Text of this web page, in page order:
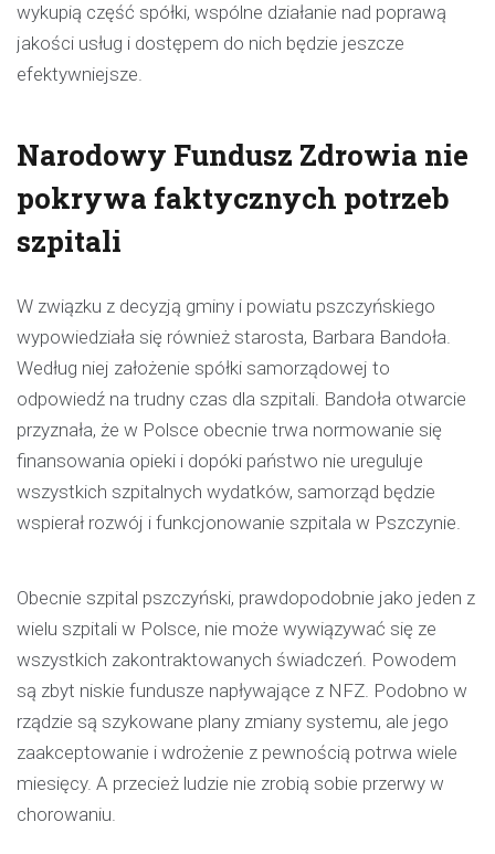
wykupią część spółki, wspólne działanie nad poprawą
jakości usług i dostępem do nich będzie jeszcze
efektywniejsze.
Narodowy Fundusz Zdrowia nie
pokrywa faktycznych potrzeb
szpitali
W związku z decyzją gminy i powiatu pszczyńskiego
wypowiedziała się również starosta, Barbara Bandoła.
Według niej założenie spółki samorządowej to
odpowiedź na trudny czas dla szpitali. Bandoła otwarcie
przyznała, że w Polsce obecnie trwa normowanie się
finansowania opieki i dopóki państwo nie ureguluje
wszystkich szpitalnych wydatków, samorząd będzie
wspierał rozwój i funkcjonowanie szpitala w Pszczynie.
Obecnie szpital pszczyński, prawdopodobnie jako jeden z
wielu szpitali w Polsce, nie może wywiązywać się ze
wszystkich zakontraktowanych świadczeń. Powodem
są zbyt niskie fundusze napływające z NFZ. Podobno w
rządzie są szykowane plany zmiany systemu, ale jego
zaakceptowanie i wdrożenie z pewnością potrwa wiele
miesięcy. A przecież ludzie nie zrobią sobie przerwy w
chorowaniu.